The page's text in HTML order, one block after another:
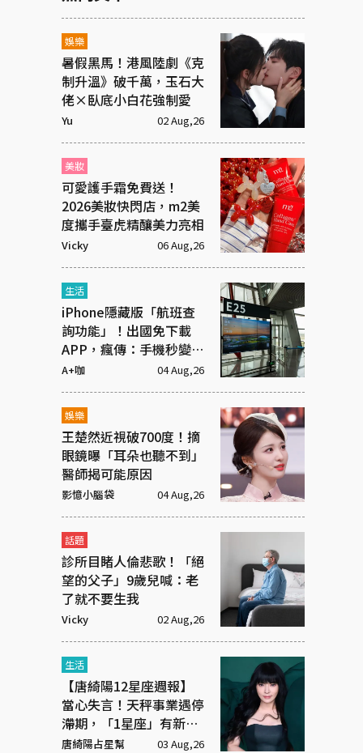
娛樂
暑假黑馬！港風陸劇《克
制升溫》破千萬，玉石大
佬×臥底小白花強制愛
Yu 02 Aug,26
美妝
可愛護手霜免費送！
2026美妝快閃店，m2美
度攜手臺虎精釀美力亮相
Vicky 06 Aug,26
生活
iPhone隱藏版「航班查
詢功能」！出國免下載
APP，瘋傳：手機秒變機
場看板
A+咖 04 Aug,26
娛樂
王楚然近視破700度！摘
眼鏡曝「耳朵也聽不到」
醫師揭可能原因
影憶小腦袋 04 Aug,26
話題
診所目睹人倫悲歌！「絕
望的父子」9歲兒喊：老
了就不要生我
Vicky 02 Aug,26
生活
【唐綺陽12星座週報】
當心失言！天秤事業遇停
滯期，「1星座」有新戀
情
唐綺陽占星幫 03 Aug,26